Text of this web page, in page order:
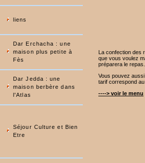
liens
Dar Erchacha : une
maison plus petite à
Fès
Dar Jedda : une
maison berbère dans
l'Atlas
Séjour Culture et Bien
Etre
La confection des
que vous voulez
préparera le
Vous pouvez
tarif correspond
----> voir le menu